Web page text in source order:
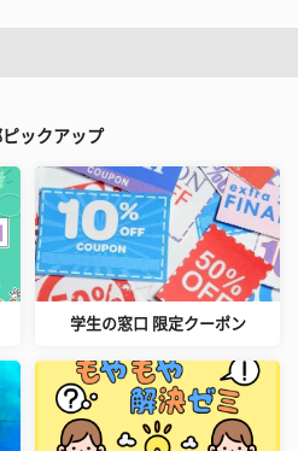
ックアップ
学生の窓口 限定クーポン